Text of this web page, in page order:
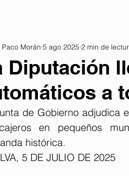
Diputación
a
Paco Morán 5 ago 2025 2 min de
de Gobierno adjudica
en pequeños
histórica.
5 DE JULIO DE 2025